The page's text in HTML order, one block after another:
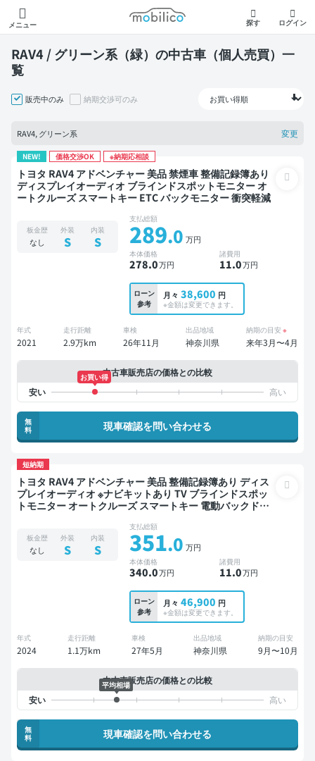
メニュー
モビリコ
探す ログイン
RAV4 / グリーン系（緑）の中古車（個人売買）一
覧
販売中のみ 納期交渉可のみ
RAV4, グリーン系 変更
NEW! 価格交渉OK ※納期応相談
トヨタ RAV4 アドベンチャー 美品 禁煙車 整備記録簿あり
ディスプレイオーディオ ブラインドスポットモニター オ
ートクルーズ スマートキー ETC バックモニター 衝突軽減
板金歴
なし
外装
S
内装
S
支払総額
289.0 万円
本体価格
278.0万円
諸費用
11.0万円
ローン
参考
月々 38,600 円
※金額は変更できます。
年式
2021
走行距離
2.9万km
車検
26年11月
出品地域
神奈川県
納期の目安 ※
来年3月〜4月
中古車販売店の価格との比較
お買い得
無
料
現車確認を問い合わせる
短納期
トヨタ RAV4 アドベンチャー 美品 整備記録簿あり ディス
プレイオーディオ ※ナビキットあり TV ブラインドスポッ
トモニター オートクルーズ スマートキー 電動バックドア
板金歴
なし
外装
S
内装
S
支払総額
351.0 万円
本体価格
340.0万円
諸費用
11.0万円
ローン
参考
月々 46,900 円
※金額は変更できます。
年式
2024
走行距離
1.1万km
車検
27年5月
出品地域
神奈川県
納期の目安
9月〜10月
中古車販売店の価格との比較
平均相場
無
料
現車確認を問い合わせる